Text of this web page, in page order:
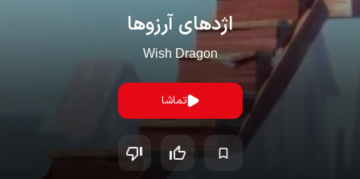
اژدهای آرزوها
Wish Dragon
تماشا